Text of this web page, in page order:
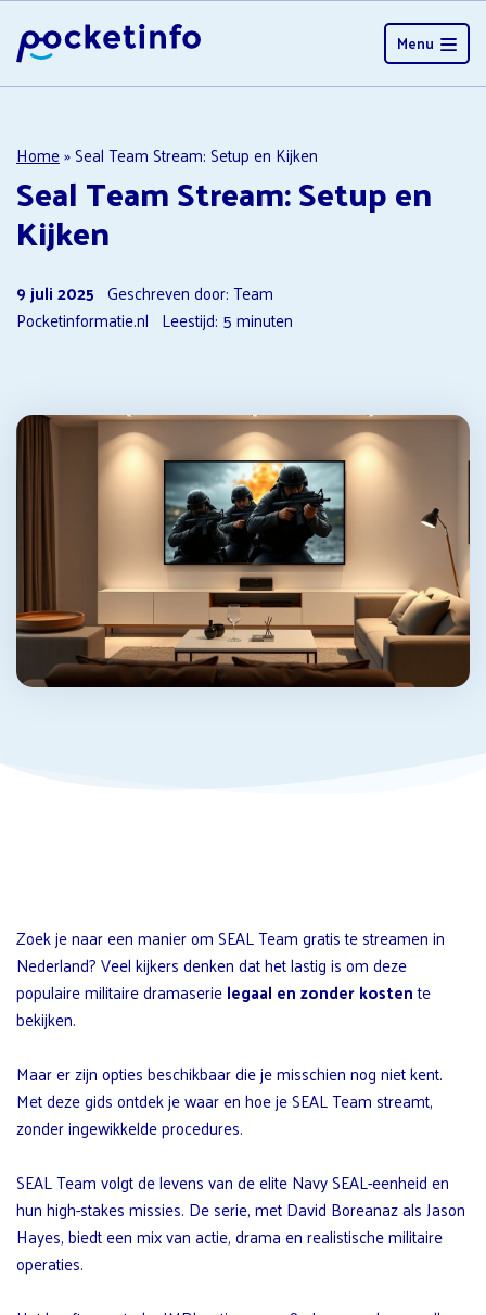
Menu
Home»Seal Team Stream: Setup en Kijken
Seal Team Stream: Setup en
Kijken
9 juli 2025 Geschreven door: Team
Pocketinformatie.nl Leestijd: 5minuten
Zoek je naar een manier om SEAL Team gratis te streamen in
Nederland? Veel kijkers denken dat het lastig is om deze
populaire militaire dramaserielegaal en zonder kostente
bekijken.
Maar er zijn opties beschikbaar die je misschien nog niet kent.
Met deze gids ontdek je waar en hoe je SEAL Team streamt,
zonder ingewikkelde procedures.
SEAL Team volgt de levens van de elite Navy SEAL-eenheid en
hun high-stakes missies. De serie, met David Boreanaz als Jason
Hayes, biedt een mix van actie, drama en realistische militaire
operaties.